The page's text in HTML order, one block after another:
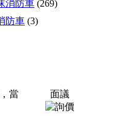
消防車 (269)
防車 (3)
當
面議